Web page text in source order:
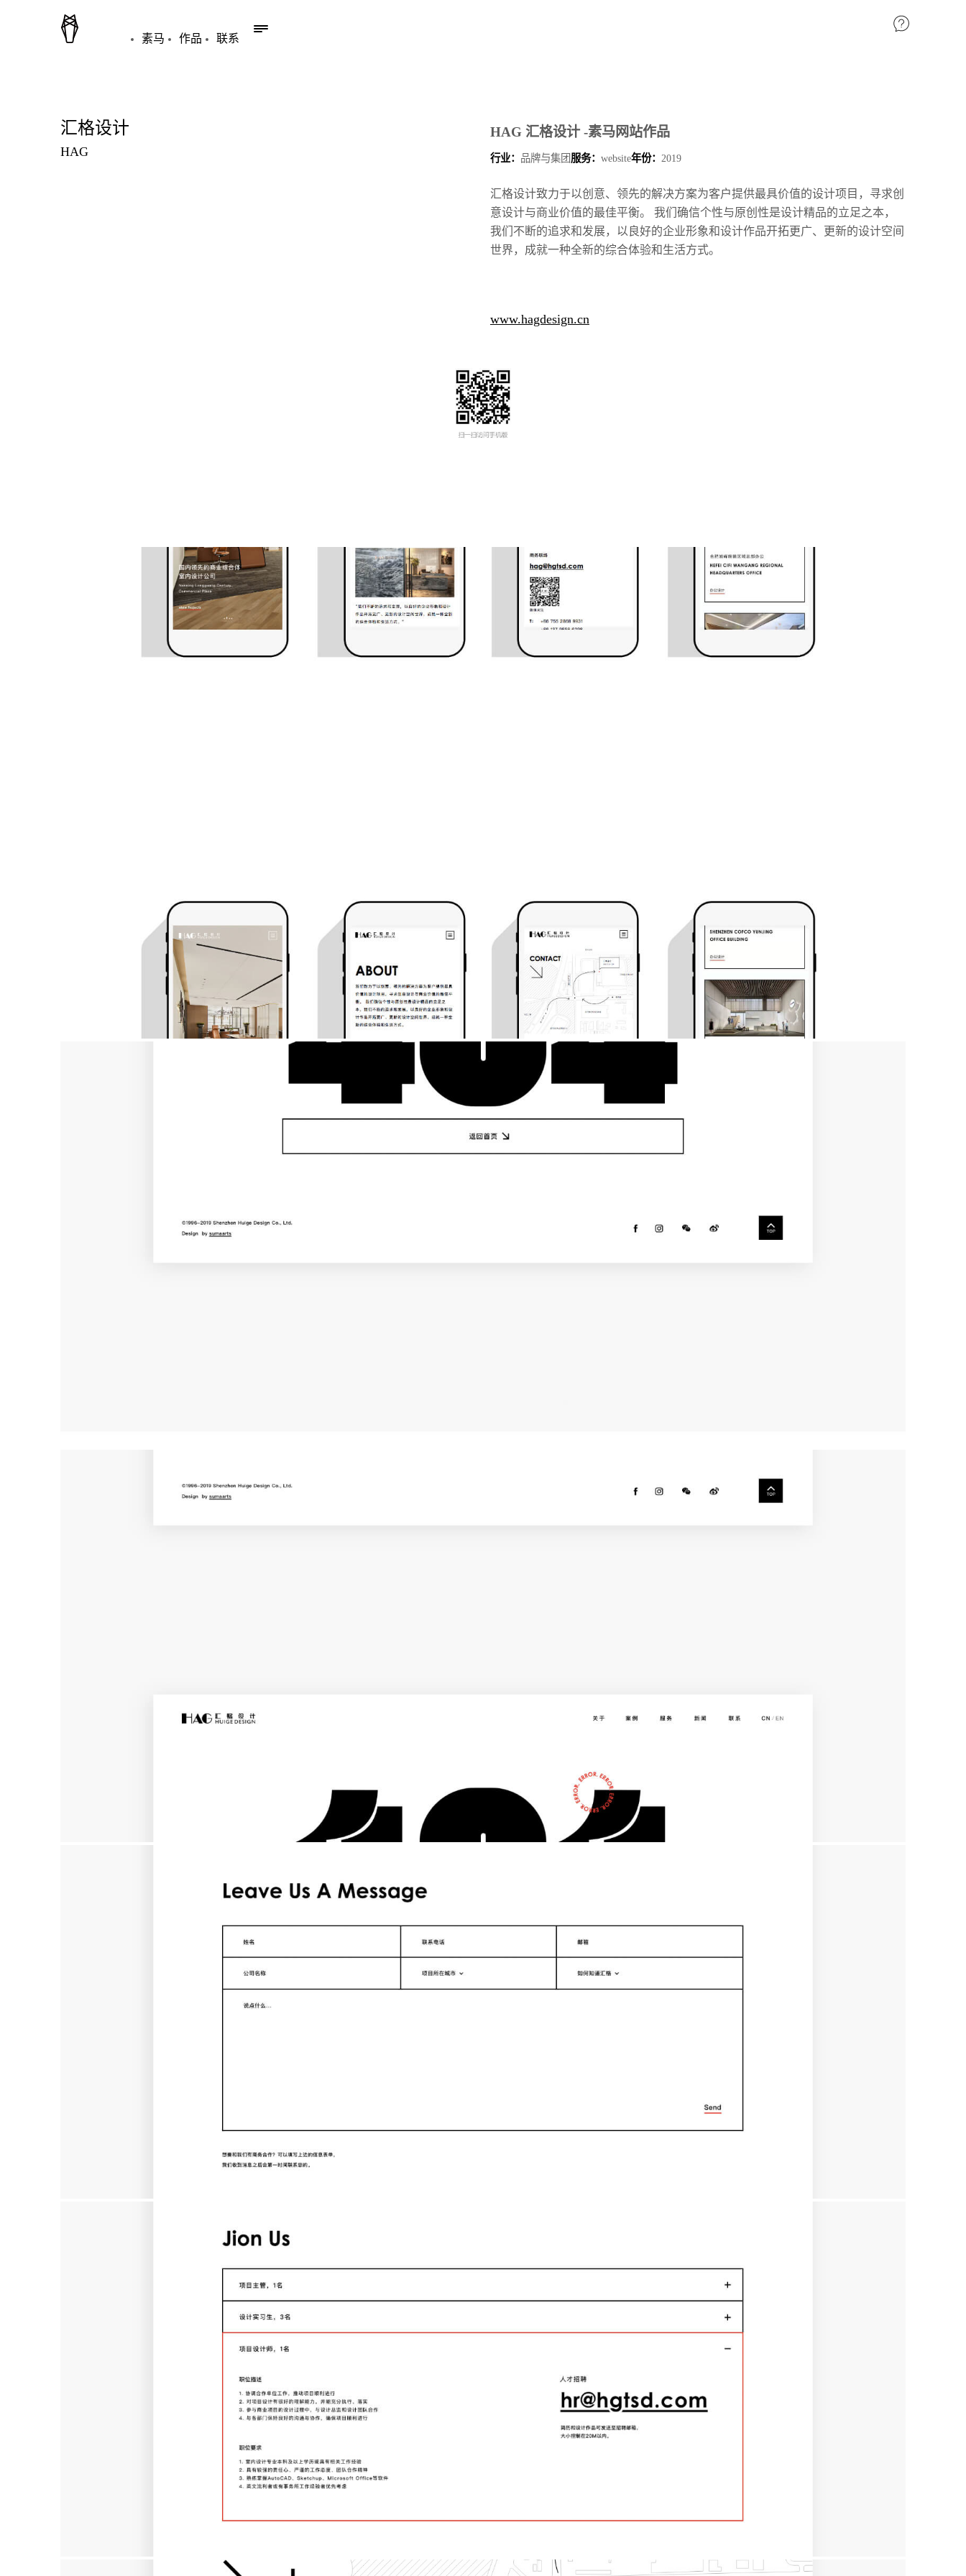
素马 作品 联系
汇格设计
HAG
HAG 汇格设计 -素马网站作品
行业： 品牌与集团服务： website年份： 2019
汇格设计致力于以创意、领先的解决方案为客户提供最具价值的设计项目，寻求创
意设计与商业价值的最佳平衡。 我们确信个性与原创性是设计精品的立足之本，
我们不断的追求和发展，以良好的企业形象和设计作品开拓更广、更新的设计空间
世界，成就一种全新的综合体验和生活方式。
www.hagdesign.cn